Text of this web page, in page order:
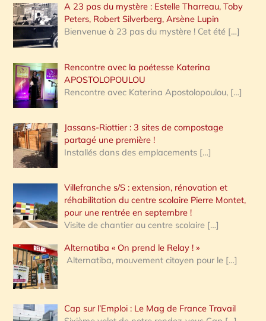
A 23 pas du mystère : Estelle Tharreau, Toby
Peters, Robert Silverberg, Arsène Lupin
Bienvenue à 23 pas du mystère ! Cet été […]
Rencontre avec la poétesse Katerina
APOSTOLOPOULOU
Rencontre avec Katerina Apostolopoulou, […]
Jassans-Riottier : 3 sites de compostage
partagé une première !
Installés dans des emplacements […]
Villefranche s/S : extension, rénovation et
réhabilitation du centre scolaire Pierre Montet,
pour une rentrée en septembre !
Visite de chantier au centre scolaire […]
Alternatiba « On prend le Relay ! »
Alternatiba, mouvement citoyen pour le […]
Cap sur l’Emploi : Le Mag de France Travail